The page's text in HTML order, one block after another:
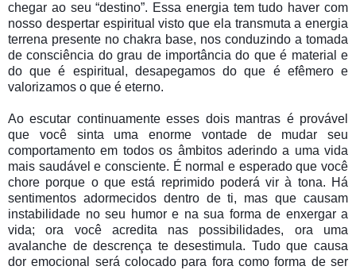
chegar ao seu “destino”. Essa energia tem tudo haver com
nosso despertar espiritual visto que ela transmuta a energia
terrena presente no chakra base, nos conduzindo a tomada
de consciência do grau de importância do que é material e
do que é espiritual, desapegamos do que é efêmero e
valorizamos o que é eterno.
Ao escutar continuamente esses dois mantras é provável
que você sinta uma enorme vontade de mudar seu
comportamento em todos os âmbitos aderindo a uma vida
mais saudável e consciente. É normal e esperado que você
chore porque o que está reprimido poderá vir à tona. Há
sentimentos adormecidos dentro de ti, mas que causam
instabilidade no seu humor e na sua forma de enxergar a
vida; ora você acredita nas possibilidades, ora uma
avalanche de descrença te desestimula. Tudo que causa
dor emocional será colocado para fora como forma de ser